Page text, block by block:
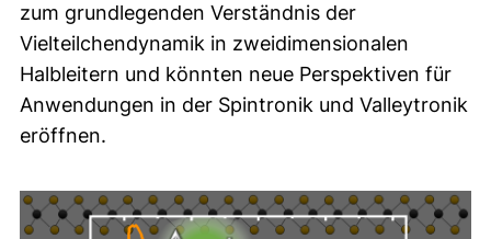
zum grundlegenden Verständnis der
Vielteilchendynamik in zweidimensionalen
Halbleitern und könnten neue Perspektiven für
Anwendungen in der Spintronik und Valleytronik
eröffnen.